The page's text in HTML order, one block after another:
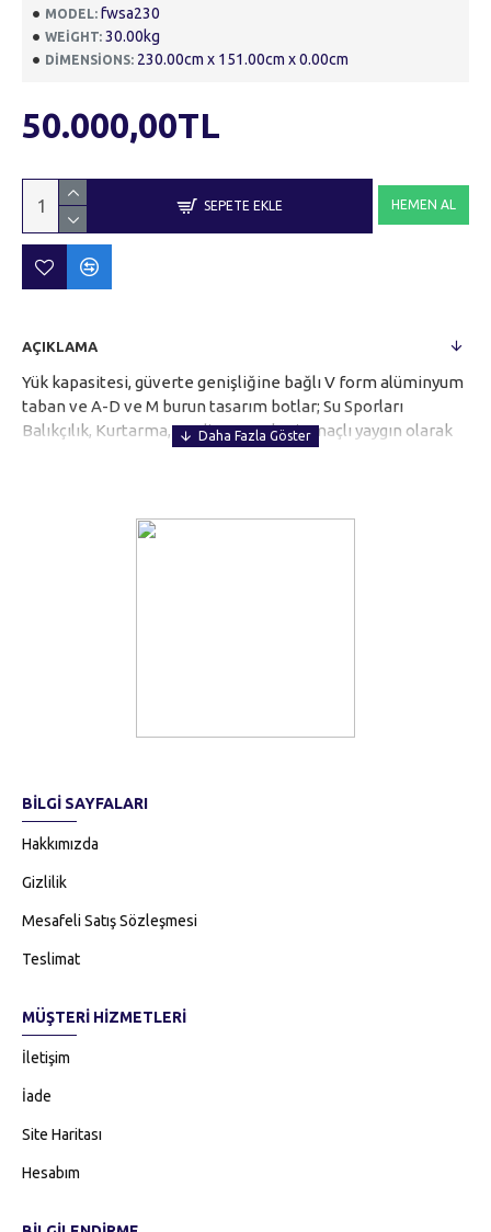
MODEL: fwsa230
WEIGHT: 30.00kg
DIMENSIONS: 230.00cm x 151.00cm x 0.00cm
50.000,00TL
SEPETE EKLE HEMEN AL
AÇIKLAMA
Yük kapasitesi, güverte genişliğine bağlı V form alüminyum
taban ve A-D ve M burun tasarım botlar; Su Sporları
Balıkçılık, Kurtarma, Yardim ve Askari amaçlı yaygın olarak
BILGI SAYFALARI
Hakkımızda
Gizlilik
Mesafeli Satış Sözleşmesi
Teslimat
MÜŞTERI HIZMETLERI
İletişim
İade
Site Haritası
Hesabım